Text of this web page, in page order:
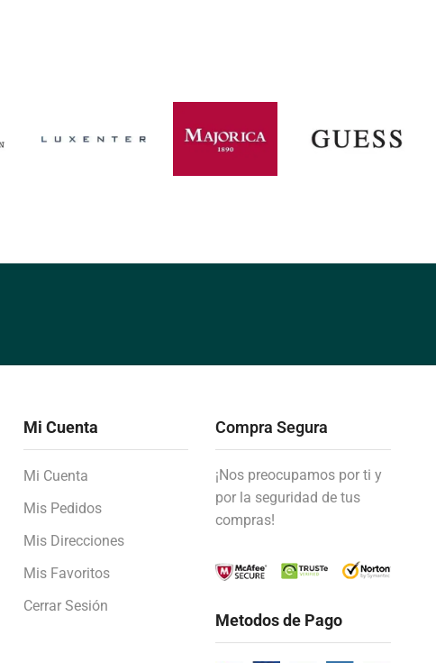
Mi Cuenta
Mi Cuenta
Mis Pedidos
Mis Direcciones
Mis Favoritos
Cerrar Sesión
Compra Segura
¡Nos preocupamos por ti y
por la seguridad de tus
compras!
Metodos de Pago